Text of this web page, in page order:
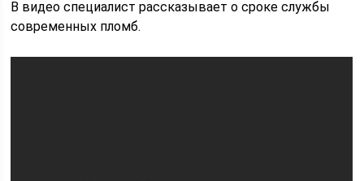
В видео специалист рассказывает о сроке службы
современных пломб.